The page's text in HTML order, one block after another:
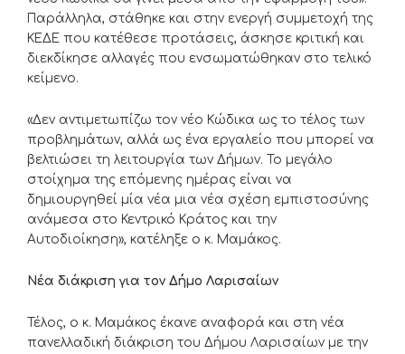
Παράλληλα, στάθηκε και στην ενεργή συμμετοχή της
ΚΕΔΕ που κατέθεσε προτάσεις, άσκησε κριτική και
διεκδίκησε αλλαγές που ενσωματώθηκαν στο τελικό
κείμενο.
«Δεν αντιμετωπίζω τον νέο Κώδικα ως το τέλος των
προβλημάτων, αλλά ως ένα εργαλείο που μπορεί να
βελτιώσει τη λειτουργία των Δήμων. Το μεγάλο
στοίχημα της επόμενης ημέρας είναι να
δημιουργηθεί μία νέα μια νέα σχέση εμπιστοσύνης
ανάμεσα στο Κεντρικό Κράτος και την
Αυτοδιοίκηση», κατέληξε ο κ. Μαμάκος.
Νέα διάκριση για τον Δήμο Λαρισαίων
Τέλος, ο κ. Μαμάκος έκανε αναφορά και στη νέα
πανελλαδική διάκριση του Δήμου Λαρισαίων με την